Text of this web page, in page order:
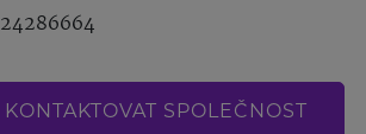
24286664
KONTAKTOVAT SPOLEČNOST